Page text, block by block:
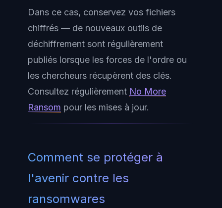
Dans ce cas, conservez vos fichiers
chiffrés — de nouveaux outils de
déchiffrement sont régulièrement
publiés lorsque les forces de l'ordre ou
les chercheurs récupèrent des clés.
Consultez régulièrement No More
Ransom pour les mises à jour.
Comment se protéger à
l'avenir contre les
ransomwares